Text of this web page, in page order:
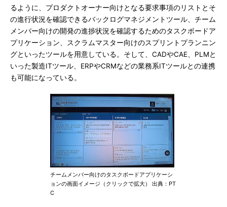
るように、プロダクトオーナー向けとなる要求事項のリストとそ
の進行状況を確認できるバックログマネジメントツール、チーム
メンバー向けの開発の進捗状況を確認するためのタスクボードア
プリケーション、スクラムマスター向けのスプリントプランニン
グといったツールを用意している。そして、CADやCAE、PLMと
いった製造ITツール、ERPやCRMなどの業務系ITツールとの連携
も可能になっている。
チームメンバー向けのタスクボードアプリケーシ
ョンの画面イメージ（クリックで拡大） 出典：PT
C